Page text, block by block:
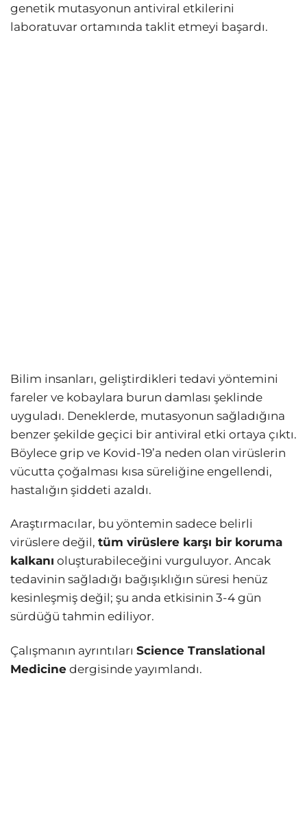
genetik mutasyonun antiviral etkilerini
laboratuvar ortamında taklit etmeyi başardı.
Bilim insanları, geliştirdikleri tedavi yöntemini
fareler ve kobaylara burun damlası şeklinde
uyguladı. Deneklerde, mutasyonun sağladığına
benzer şekilde geçici bir antiviral etki ortaya çıktı.
Böylece grip ve Kovid-19’a neden olan virüslerin
vücutta çoğalması kısa süreliğine engellendi,
hastalığın şiddeti azaldı.
Araştırmacılar, bu yöntemin sadece belirli
virüslere değil, tüm virüslere karşı bir koruma
kalkanı oluşturabileceğini vurguluyor. Ancak
tedavinin sağladığı bağışıklığın süresi henüz
kesinleşmiş değil; şu anda etkisinin 3-4 gün
sürdüğü tahmin ediliyor.
Çalışmanın ayrıntıları Science Translational
Medicine dergisinde yayımlandı.